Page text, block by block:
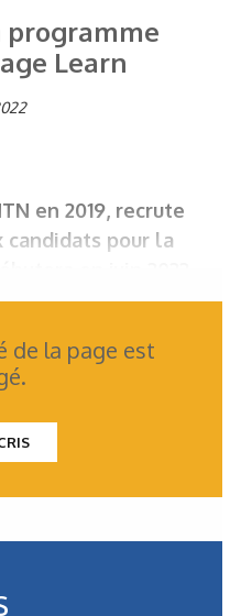
programme
Learn
en 2019, recrute
pour la
de la page est